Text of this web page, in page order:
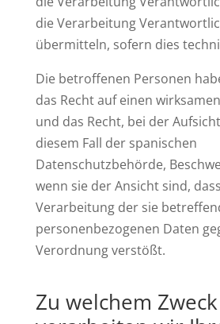
die Verarbeitung
übermitteln, sofern dies
Die betroffenen Personen
das Recht auf einen
und das Recht, bei der
diesem Fall der spanischen
Datenschutzbehörde,
wenn sie der Ansicht sind,
Verarbeitung der sie
personenbezogenen Daten
Verordnung verstößt.
Zu welchem Zweck